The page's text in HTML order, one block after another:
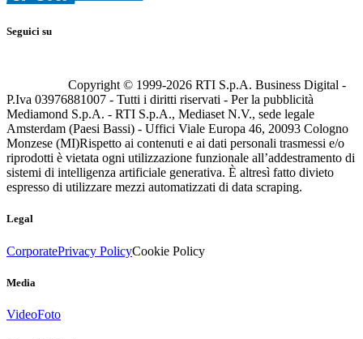
Seguici su
Copyright © 1999-2026 RTI S.p.A. Business Digital -
P.Iva 03976881007 - Tutti i diritti riservati - Per la pubblicità
Mediamond S.p.A. - RTI S.p.A., Mediaset N.V., sede legale
Amsterdam (Paesi Bassi) - Uffici Viale Europa 46, 20093 Cologno
Monzese (MI)Rispetto ai contenuti e ai dati personali trasmessi e/o
riprodotti è vietata ogni utilizzazione funzionale all’addestramento di
sistemi di intelligenza artificiale generativa. È altresì fatto divieto
espresso di utilizzare mezzi automatizzati di data scraping.
Legal
CorporatePrivacy PolicyCookie Policy
Media
VideoFoto